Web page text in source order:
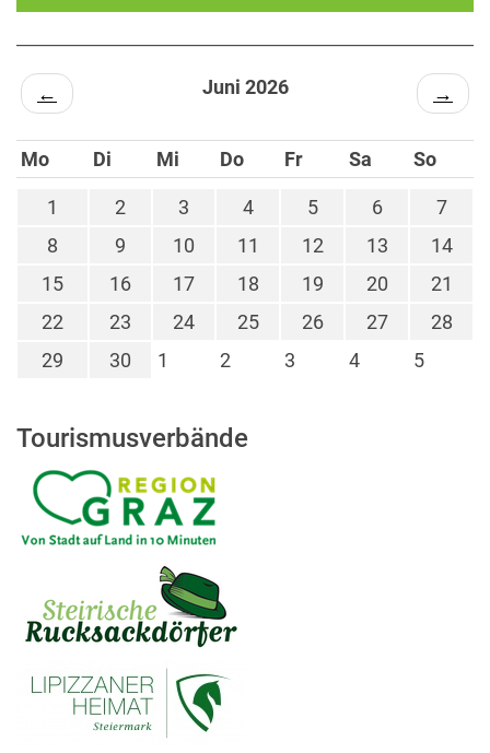
← Juni 2026 →
Mo Di Mi Do Fr Sa So
1 2 3 4 5 6
7
8
9 10 11 12 13
14
15
16 17 18 19 20
21
22
23 24 25 26 27
28
29
30 1 2 3 4 5
Tourismusverbände